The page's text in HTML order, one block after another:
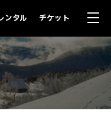
ンタル チケット